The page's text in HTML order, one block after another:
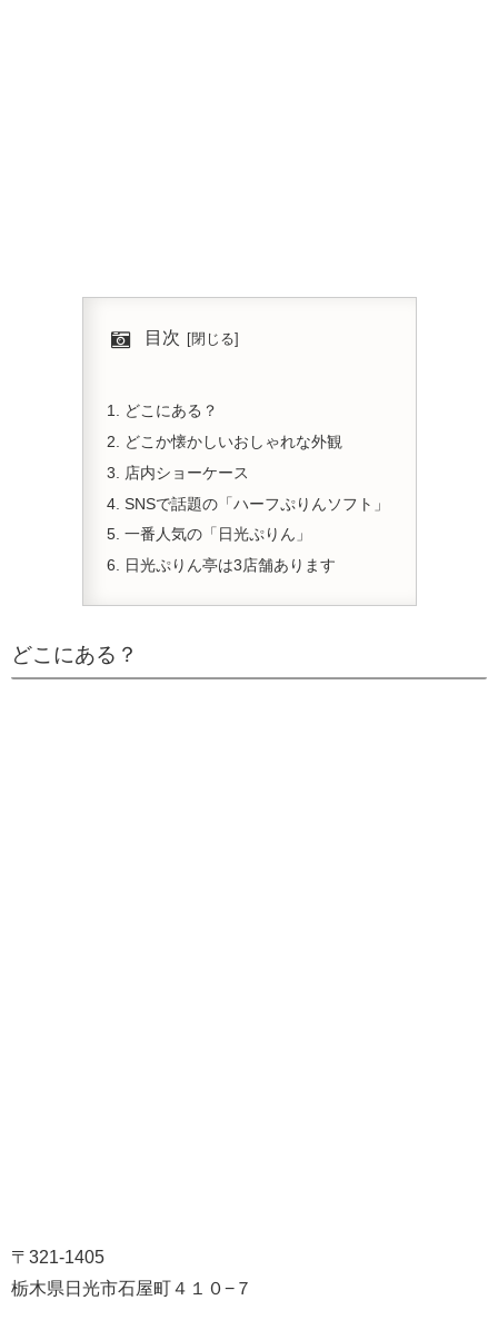
目次
どこにある？
どこか懐かしいおしゃれな外観
店内ショーケース
SNSで話題の「ハーフぷりんソフト」
一番人気の「日光ぷりん」
日光ぷりん亭は3店舗あります
どこにある？
〒321-1405
栃木県日光市石屋町４１０−７